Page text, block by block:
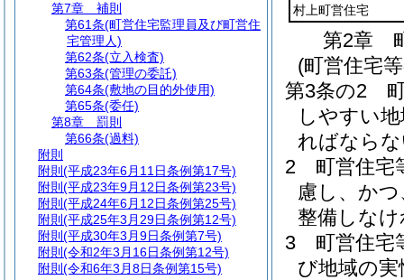
村上町営住宅
第2章
(町営住宅
第3条の2
しやすい
ればなら
2
町営住宅
慮し、か
整備しな
3
町営住宅
び地域の
第7章
補則
第61条(町営住宅監理員及び町営住
宅管理人)
第62条(立入検査)
第63条(管理の委託)
第64条(敷地の目的外使用)
第65条(委任)
第8章
罰則
第66条(過料)
附則
附則 (平成23年6月11日条例第17号)
附則 (平成23年9月12日条例第23号)
附則 (平成24年6月12日条例第25号)
附則 (平成25年3月29日条例第12号)
附則 (平成30年3月9日条例第7号)
附則 (令和2年3月16日条例第12号)
附則 (令和6年3月8日条例第15号)